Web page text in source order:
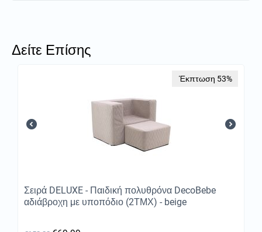
Δείτε Επίσης
Έκπτωση 53%
Σειρά DELUXE - Παιδική πολυθρόνα DecoBebe
αδιάβροχη με υποπόδιο (2ΤΜΧ) - beige